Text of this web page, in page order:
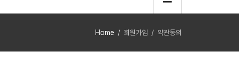
Home 회원가입 약관동의